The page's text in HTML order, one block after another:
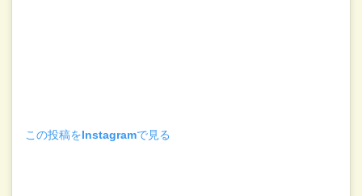
この投稿をInstagramで見る